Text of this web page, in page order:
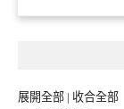
展開全部 | 收合全部